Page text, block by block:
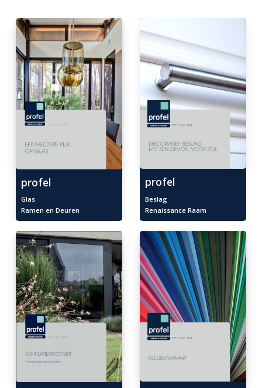
profel
Glas
Ramen en Deuren
profel
Beslag
Renaissance Raam